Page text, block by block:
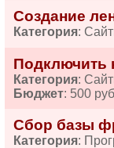
Создание
Категория:
Подключить
Категория:
Бюджет: 500 руб
Сбор базы
Категория: